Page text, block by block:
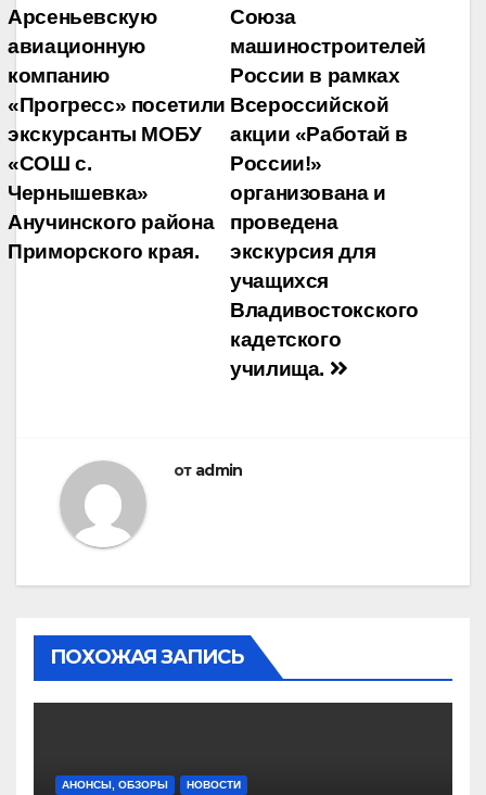
Союза
машиностроителей
России в рамках
Всероссийской
акции «Работай в
России!»
организована и
проведена
экскурсия для
учащихся
Владивостокского
кадетского
училища.
Арсеньевскую
авиационную
компанию
«Прогресс» посетили
экскурсанты МОБУ
«СОШ с.
Чернышевка»
Анучинского района
Приморского края.
от admin
ПОХОЖАЯ ЗАПИСЬ
АНОНСЫ, ОБЗОРЫ НОВОСТИ